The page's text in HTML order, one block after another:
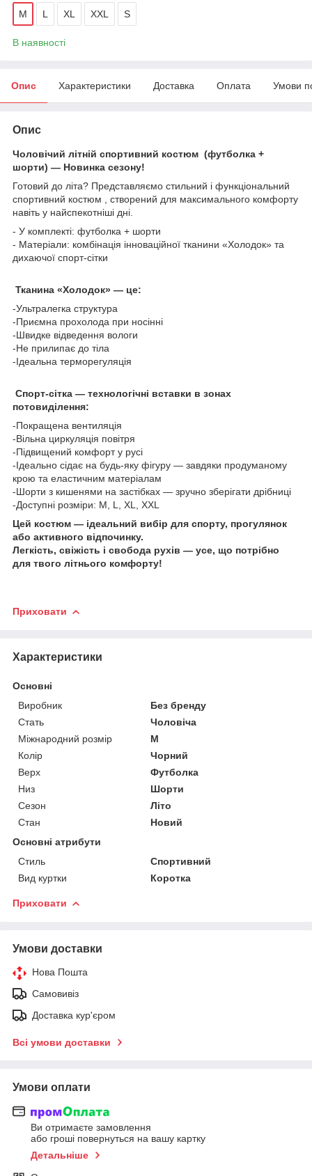
M L XL XXL S
В наявності
Опис Характеристики Доставка Оплата Умови
Опис
Чоловічий літній спортивний костюм (футболка +
шорти) — Новинка сезону!
Готовий до літа? Представляємо стильний і функціональний
спортивний костюм , створений для максимального комфорту
навіть у найспекотніші дні.
- У комплекті: футболка + шорти
- Матеріали: комбінація інноваційної тканини «Холодок» та
дихаючої спорт-сітки
Тканина «Холодок» — це:
-Ультралегка структура
-Приємна прохолода при носінні
-Швидке відведення вологи
-Не прилипає до тіла
-Ідеальна терморегуляція
Спорт-сітка — технологічні вставки в зонах
потовиділення:
-Покращена вентиляція
-Вільна циркуляція повітря
-Підвищений комфорт у русі
-Ідеально сідає на будь-яку фігуру — завдяки продуманому
крою та еластичним матеріалам
-Шорти з кишенями на застібках — зручно зберігати дрібниці
-Доступні розміри: M, L, XL, XXL
Цей костюм — ідеальний вибір для спорту, прогулянок
або активного відпочинку.
Легкість, свіжість і свобода рухів — усе, що потрібно
для твого літнього комфорту!
Приховати
Характеристики
Основні
Виробник
Без бренду
Стать
Чоловіча
Міжнародний розмір
M
Колір
Чорний
Верх
Футболка
Низ
Шорти
Сезон
Літо
Стан
Новий
Основні атрибути
Стиль
Спортивний
Вид куртки
Коротка
Приховати
Умови доставки
Нова Пошта
Самовивіз
Доставка кур'єром
Всі умови доставки
Умови оплати
Ви отримаєте замовлення
або гроші повернуться на вашу картку
Детальніше